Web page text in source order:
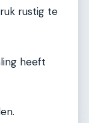
rustig te
heeft